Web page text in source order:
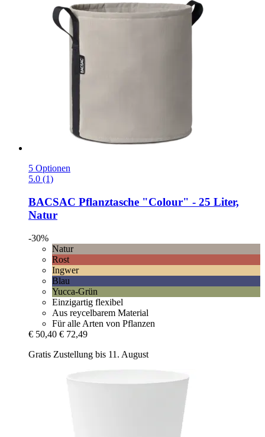
5 Optionen
5.0 (1)
BACSAC Pflanztasche "Colour" -​ 25 Liter,
Natur
-30%
Natur
Rost
Ingwer
Blau
Yucca-Grün
Einzigartig flexibel
Aus reycelbarem Material
Für alle Arten von Pflanzen
€ 50,40 € 72,49
Gratis Zustellung bis 11. August